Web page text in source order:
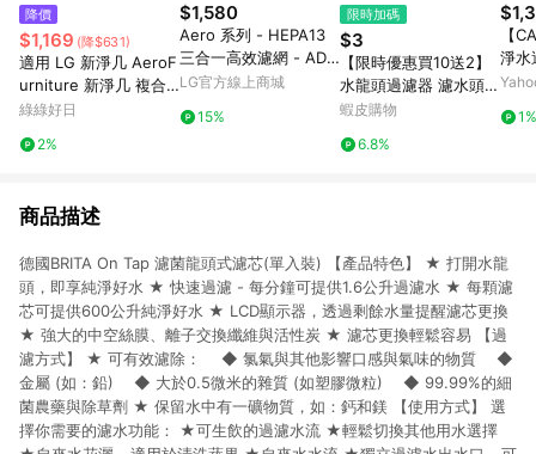
降價
$1,169 (降$631)
適用 LG 新淨几 AeroF
urniture 新淨几 複合
式HEPA抗菌濾芯 可水
綠綠好日
2%
$1,580
Aero 系列 - HEPA13
三合一高效濾網 - ADQ
75801765
LG官方線上商城
15%
限時加碼
$3
【限時優惠買10送2】
水龍頭過濾器 濾水頭
水龍頭 過濾器 現貨 濾
增壓濾水器 淨水器 除
蝦皮購物
6.8%
【
淨水
入一
1%
商品描述
德國BRITA On Tap 濾菌龍頭式濾芯(單入裝) 【產品特色】 ★ 打開水龍
頭，即享純淨好水 ★ 快速過濾 - 每分鐘可提供1.6公升過濾水 ★ 每顆濾
芯可提供600公升純淨好水 ★ LCD顯示器，透過剩餘水量提醒濾芯更換
★ 強大的中空絲膜、離子交換纖維與活性炭 ★ 濾芯更換輕鬆容易 【過
濾方式】 ★ 可有效濾除： ◆ 氯氣與其他影響口感與氣味的物質 ◆
金屬 (如：鉛) ◆ 大於0.5微米的雜質 (如塑膠微粒) ◆ 99.99%的細
菌農藥與除草劑 ★ 保留水中有一礦物質，如：鈣和鎂 【使用方式】 選
擇你需要的濾水功能： ★可生飲的過濾水流 ★輕鬆切換其他用水選擇